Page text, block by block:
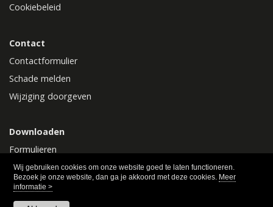
Wij gebruiken cookies om onze website goed te laten functioneren.
Bezoek je onze website, dan ga je akkoord met deze cookies. Meer
informatie >
Cookiebeleid
Contact
Contactformulier
Schade melden
Wijziging doorgeven
Downloaden
Formulieren
Polisvoorwaarden